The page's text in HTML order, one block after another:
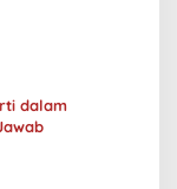
dalam